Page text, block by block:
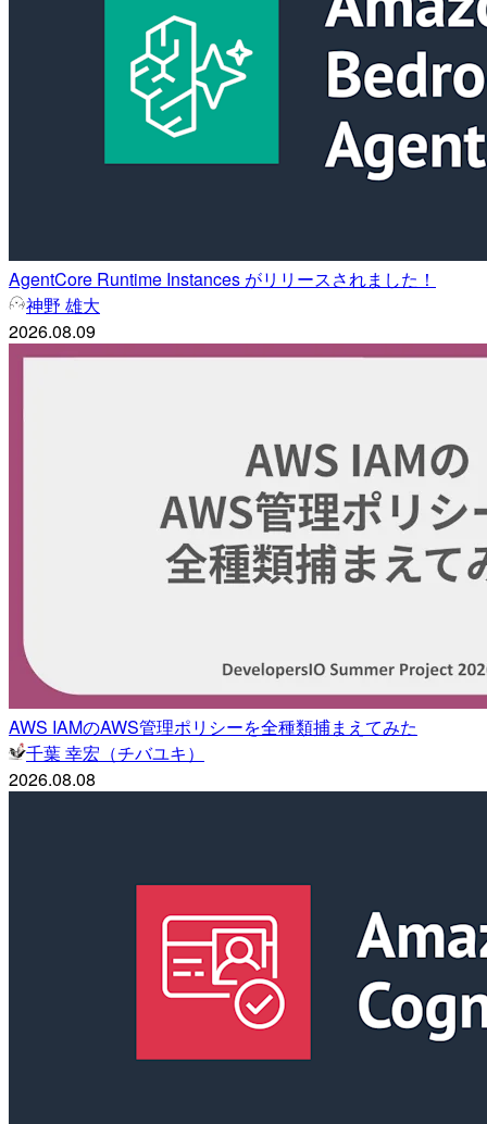
AgentCore Runtime Instances がリリースされました！
神野 雄大
2026.08.09
AWS IAMのAWS管理ポリシーを全種類捕まえてみた
千葉 幸宏（チバユキ）
2026.08.08